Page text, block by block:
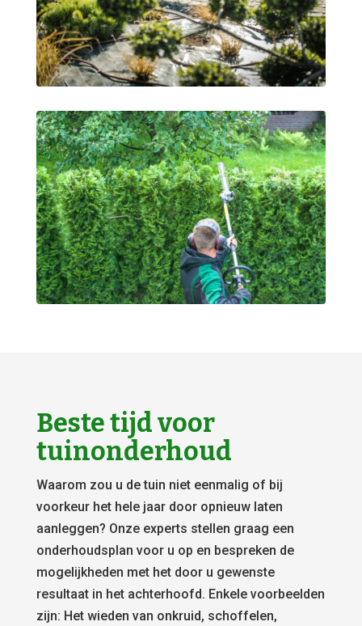
Beste tijd voor
tuinonderhoud
Waarom zou u de tuin niet eenmalig of bij
voorkeur het hele jaar door opnieuw laten
aanleggen? Onze experts stellen graag een
onderhoudsplan voor u op en bespreken de
mogelijkheden met het door u gewenste
resultaat in het achterhoofd. Enkele voorbeelden
zijn: Het wieden van onkruid, schoffelen,